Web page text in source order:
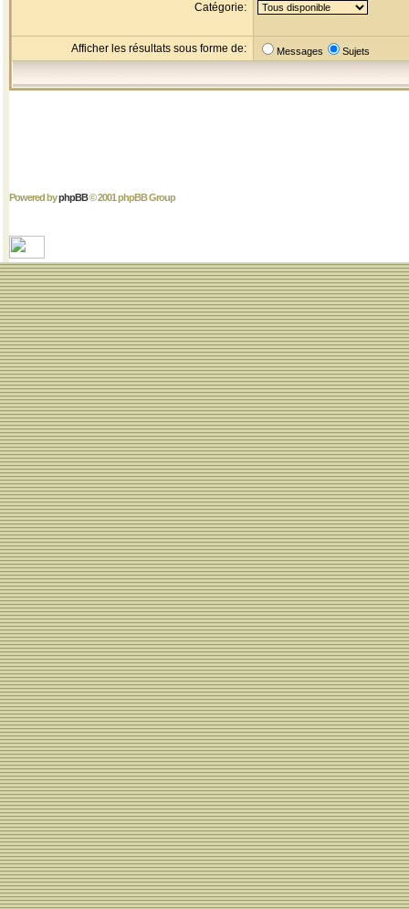
Catégorie:
Afficher les résultats sous forme de: Messages Sujets
Powered byphpBB© 2001 phpBB Group